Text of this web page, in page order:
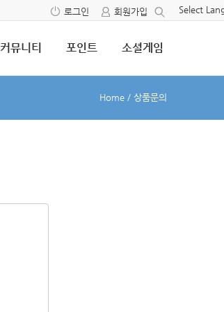
Select
로그인 회원가입
커뮤니티 포인트 소셜게임
Home / 상품문의